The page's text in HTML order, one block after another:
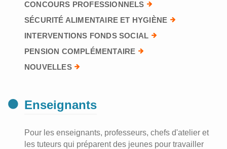
CONCOURS PROFESSIONNELS
SÉCURITÉ ALIMENTAIRE ET HYGIÈNE
INTERVENTIONS FONDS SOCIAL
PENSION COMPLÉMENTAIRE
NOUVELLES
Enseignants
Pour les enseignants, professeurs, chefs d'atelier et
les tuteurs qui préparent des jeunes pour travailler